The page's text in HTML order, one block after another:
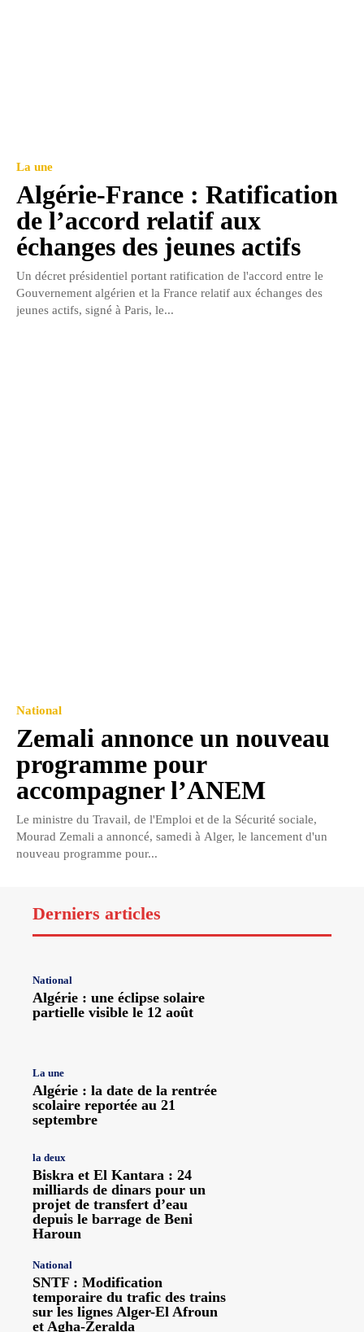
La une
Algérie-France : Ratification
de l’accord relatif aux
échanges des jeunes actifs
Un décret présidentiel portant ratification de l'accord entre le
Gouvernement algérien et la France relatif aux échanges des
jeunes actifs, signé à Paris, le...
National
Zemali annonce un nouveau
programme pour
accompagner l’ANEM
Le ministre du Travail, de l'Emploi et de la Sécurité sociale,
Mourad Zemali a annoncé, samedi à Alger, le lancement d'un
nouveau programme pour...
Derniers articles
National
Algérie : une éclipse solaire
partielle visible le 12 août
La une
Algérie : la date de la rentrée
scolaire reportée au 21
septembre
la deux
Biskra et El Kantara : 24
milliards de dinars pour un
projet de transfert d’eau
depuis le barrage de Beni
Haroun
National
SNTF : Modification
temporaire du trafic des trains
sur les lignes Alger-El Afroun
et Agha-Zeralda